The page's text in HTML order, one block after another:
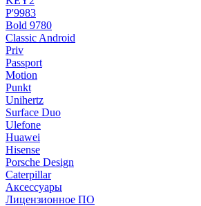
P'9983
Bold 9780
Classic Android
Priv
Passport
Motion
Punkt
Unihertz
Surface Duo
Ulefone
Huawei
Hisense
Porsche Design
Caterpillar
Аксессуары
Лицензионное ПО